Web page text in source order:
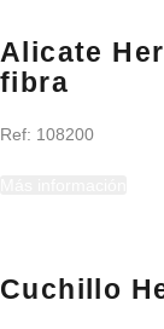
Alicate
fibra
Ref: 108200
Cuchillo